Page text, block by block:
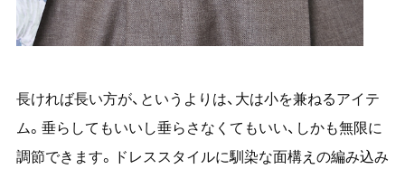
長ければ長い方が、というよりは、大は小を兼ねるアイテ
ム。垂らしてもいいし垂らさなくてもいい、しかも無限に
調節できます。ドレススタイルに馴染な面構えの編み込み